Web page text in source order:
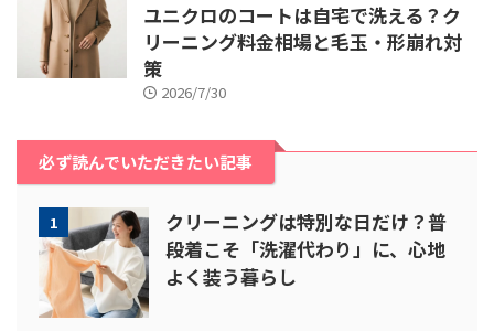
ユニクロのコートは自宅で洗える？ク
リーニング料金相場と毛玉・形崩れ対
策
2026/7/30
必ず読んでいただきたい記事
1
クリーニングは特別な日だけ？普
段着こそ「洗濯代わり」に、心地
よく装う暮らし